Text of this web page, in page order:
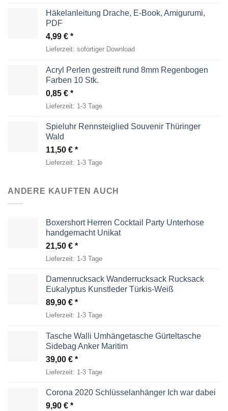
Häkelanleitung Drache, E-Book, Amigurumi,
PDF
4,99 €
Lieferzeit: sofortiger Download
Acryl Perlen gestreift rund 8mm Regenbogen
Farben 10 Stk.
0,85 €
Lieferzeit: 1-3 Tage
Spieluhr Rennsteiglied Souvenir Thüringer
Wald
11,50 €
Lieferzeit: 1-3 Tage
ANDERE KAUFTEN AUCH
Boxershort Herren Cocktail Party Unterhose
handgemacht Unikat
21,50 €
Lieferzeit: 1-3 Tage
Damenrucksack Wanderrucksack Rucksack
Eukalyptus Kunstleder Türkis-Weiß
89,90 €
Lieferzeit: 1-3 Tage
Tasche Walli Umhängetasche Gürteltasche
Sidebag Anker Maritim
39,00 €
Lieferzeit: 1-3 Tage
Corona 2020 Schlüsselanhänger Ich war dabei
9,90 €